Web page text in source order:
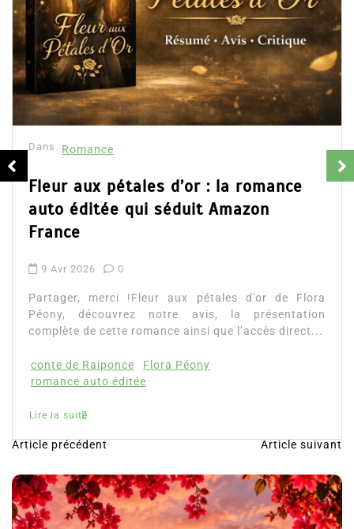
Dans Romance
Fleur aux pétales d’or : la romance
auto éditée qui séduit Amazon
France
9 Avr 2026 0
Partager, merci !Fleur aux pétales d’or de Flora
Péony, découvrez notre avis, la présentation
complète de cette romance ainsi que l’accès direct...
conte de Raiponce
Flora Péony
romance auto éditée
Lire la suite
N
a
v
i
Article précédent Article suivant